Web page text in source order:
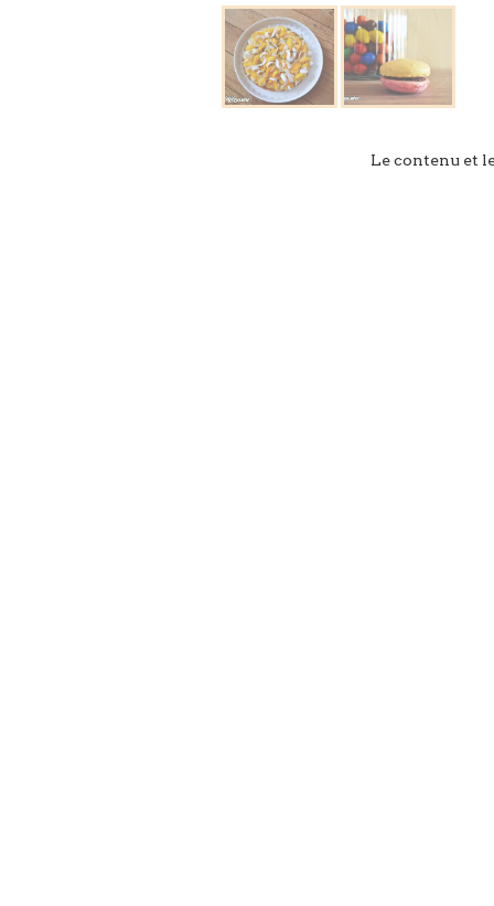
Le contenu et